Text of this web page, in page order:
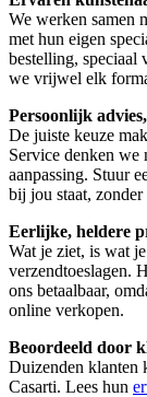
We werken samen
met hun eigen
bestelling, speciaal
we vrijwel elk
Persoonlijk
De juiste keuze
Service denken we
aanpassing. Stuur
bij jou staat,
Eerlijke, heldere
Wat je ziet, is wat
verzendtoeslagen.
ons betaalbaar,
online verkopen.
Beoordeeld door
Duizenden klanten
Casarti. Lees hun